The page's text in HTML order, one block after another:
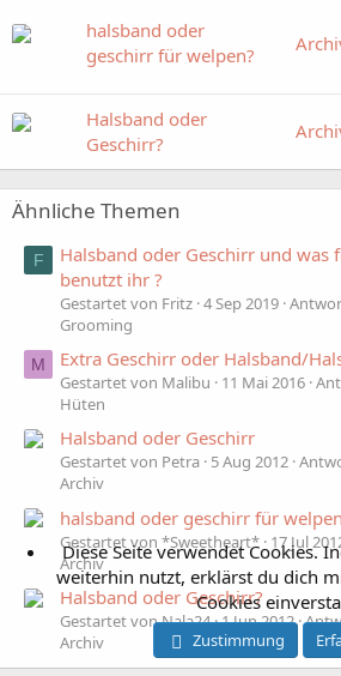
halsband oder
geschirr für welpen?
Halsband oder
Geschirr?
Ähnliche Themen
F
Halsband oder Geschirr und was
benutzt ihr ?
Gestartet von Fritz 4 Sep 2019
Grooming
M Extra Geschirr oder Halsband/
Gestartet von Malibu 11 Mai 2016
Hüten
Halsband oder Geschirr
Gestartet von Petra 5 Aug 2012
Archiv
halsband oder geschirr für
Gestartet von *Sweetheart* 17 Jul
Archiv
Halsband oder Geschirr?
Gestartet von Nala24 1 Jun 2012
Archiv
Diese Seite verwendet Cookies.
weiterhin nutzt, erklärst du dich
Cookies
Zustimmung